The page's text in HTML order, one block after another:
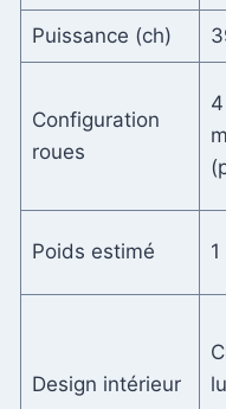
Puissance (ch)
Configuration
roues
Poids estimé
Design intérieur